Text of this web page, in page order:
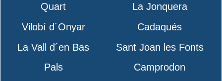
Quart
La Jonquera
Vilobí d´Onyar
Cadaqués
La Vall d´en Bas
Sant Joan les Fonts
Pals
Camprodon